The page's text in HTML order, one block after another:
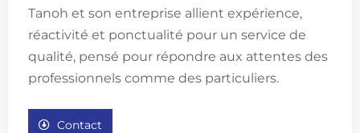
Tanoh et son entreprise allient expérience,
réactivité et ponctualité pour un service de
qualité, pensé pour répondre aux attentes des
professionnels comme des particuliers.
Contact